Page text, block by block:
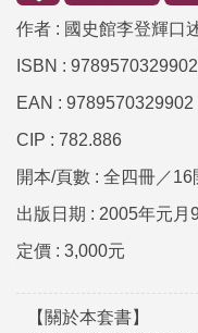
作者 : 國史館李登輝口
ISBN : 9789570329902
EAN : 9789570329902
CIP : 782.886
開本/頁數 : 全四冊／16
出版日期 : 2005年元月
定價 : 3,000元
【關於本套書】